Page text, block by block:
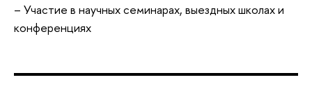
– Участие в научных семинарах, выездных школах и
конференциях